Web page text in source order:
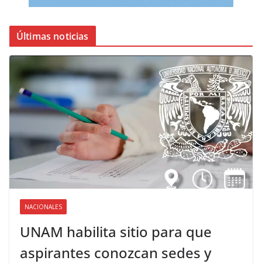
Últimas noticias
NACIONALES
UNAM habilita sitio para que
aspirantes conozcan sedes y